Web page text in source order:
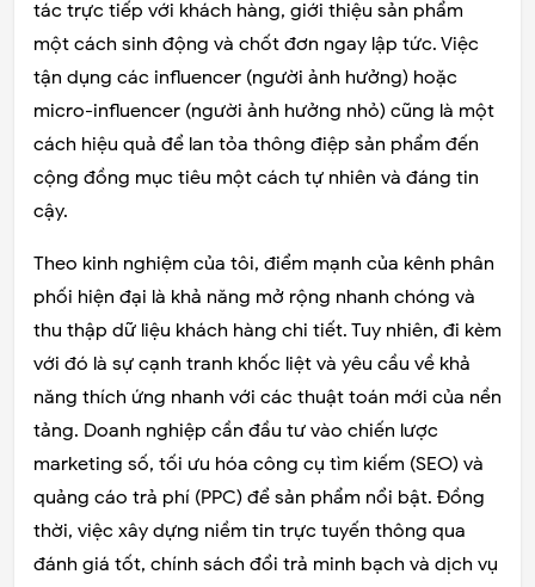
tác trực tiếp với khách hàng, giới thiệu sản phẩm
một cách sinh động và chốt đơn ngay lập tức. Việc
tận dụng các influencer (người ảnh hưởng) hoặc
micro-influencer (người ảnh hưởng nhỏ) cũng là một
cách hiệu quả để lan tỏa thông điệp sản phẩm đến
cộng đồng mục tiêu một cách tự nhiên và đáng tin
cậy.
Theo kinh nghiệm của tôi, điểm mạnh của kênh phân
phối hiện đại là khả năng mở rộng nhanh chóng và
thu thập dữ liệu khách hàng chi tiết. Tuy nhiên, đi kèm
với đó là sự cạnh tranh khốc liệt và yêu cầu về khả
năng thích ứng nhanh với các thuật toán mới của nền
tảng. Doanh nghiệp cần đầu tư vào chiến lược
marketing số, tối ưu hóa công cụ tìm kiếm (SEO) và
quảng cáo trả phí (PPC) để sản phẩm nổi bật. Đồng
thời, việc xây dựng niềm tin trực tuyến thông qua
đánh giá tốt, chính sách đổi trả minh bạch và dịch vụ